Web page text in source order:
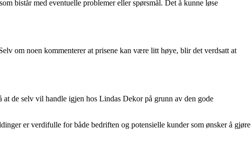
bistår med eventuelle problemer eller spørsmål. Det å kunne løse
om noen kommenterer at prisene kan være litt høye, blir det verdsatt at
de selv vil handle igjen hos Lindas Dekor på grunn av den gode
er verdifulle for både bedriften og potensielle kunder som ønsker å gjøre